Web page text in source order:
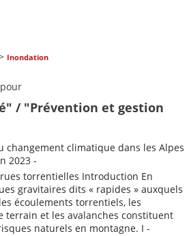
Inondation
/ "Prévention et gestion
changement climatique dans les Alpes
2023 -
torrentielles Introduction En
gravitaires dits « rapides » auxquels
écoulements torrentiels, les
terrain et les avalanches constituent
naturels en montagne. I -